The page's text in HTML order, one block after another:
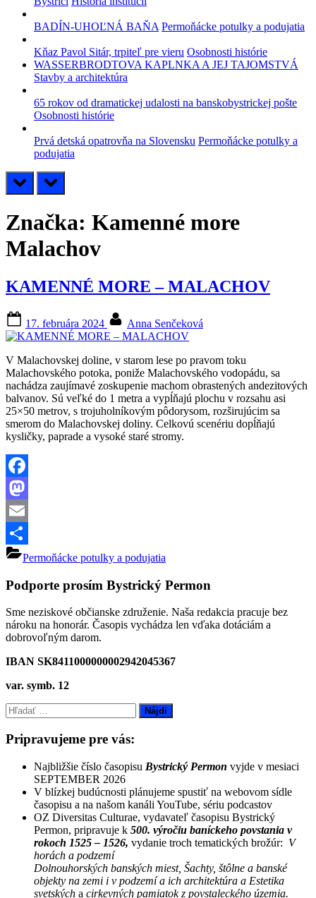
BADÍN-UHOĽNÁ BAŇA Permoňácke potulky a podujatia
Kňaz Pavol Sitár, trpiteľ pre vieru Osobnosti histórie
WASSERBRODTOVA KAPLNKA A JEJ TAJOMSTVÁ
Stavby a architektúra
65 rokov od dramatickej udalosti na banskobystrickej pošte
Osobnosti histórie
Prvá detská opatrovňa na Slovensku Permoňácke potulky a
podujatia
prev next
Značka: Kamenné more
Malachov
KAMENNÉ MORE – MALACHOV
on
17. februára 2024 Anna Senčeková
V Malachovskej doline, v starom lese po pravom toku
Malachovského potoka, poniže Malachovského vodopádu, sa
nachádza zaujímavé zoskupenie machom obrastených andezitových
balvanov. Sú veľké do 1 metra a vypĺňajú plochu v rozsahu asi
25×50 metrov, s trojuholníkovým pôdorysom, rozširujúcim sa
smerom do Malachovskej doliny. Celkovú scenériu dopĺňajú
kysličky, paprade a vysoké staré stromy.
Facebook
Mastodon
Email
SharePermoňácke potulky a podujatia
Podporte prosím Bystrický Permon
Sme neziskové občianske združenie. Naša redakcia pracuje bez
nároku na honorár. Časopis vychádza len vďaka dotáciám a
dobrovoľným darom.
IBAN SK8411000000002942045367
var. symb. 12
Hľadať:
Pripravujeme pre vás:
Najbližšie číslo časopisu Bystrický Permon vyjde v mesiaci
SEPTEMBER 2026
V blízkej budúcnosti plánujeme spustiť na webovom sídle
časopisu a na našom kanáli YouTube, sériu podcastov
OZ Diversitas Culturae, vydavateľ časopisu Bystrický
Permon, pripravuje k 500. výročiu baníckeho povstania v
rokoch 1525 – 1526, vydanie troch tematických brožúr: V
horách a podzemí
Dolnouhorských banských miest, Šachty, štôlne a banské
objekty na zemi i v podzemí a ich architektúra a Estetika
svetských a cirkevných pamiatok z povstaleckého územia.